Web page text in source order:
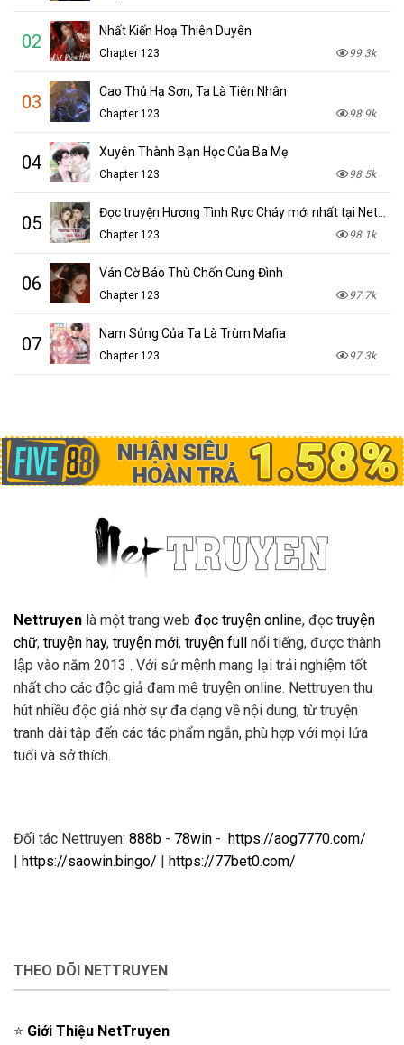
02 Nhất Kiến Hoạ Thiên Duyên
Chapter 123 99.3k
03 Cao Thủ Hạ Sơn, Ta Là Tiên Nhân
Chapter 123 98.9k
04 Xuyên Thành Bạn Học Của Ba Mẹ
Chapter 123 98.5k
05
Chapter 123 98.1k
06 Ván Cờ Báo Thù Chốn Cung Đình
Chapter 123 97.7k
07 Nam Sủng Của Ta Là Trùm Mafia
Chapter 123 97.3k
Nettruyen là một trang web đọc truyện online, đọc truyện
chữ, truyện hay, truyện mới, truyện full nổi tiếng, được thành
lập vào năm 2013 . Với sứ mệnh mang lại trải nghiệm tốt
nhất cho các độc giả đam mê truyện online. Nettruyen thu
hút nhiều độc giả nhờ sự đa dạng về nội dung, từ truyện
tranh dài tập đến các tác phẩm ngắn, phù hợp với mọi lứa
tuổi và sở thích.
Đối tác Nettruyen: 888b - 78win - https://aog7770.com/
| https://saowin.bingo/ | https://77bet0.com/
THEO DÕI NETTRUYEN
⭐️ Giới Thiệu NetTruyen